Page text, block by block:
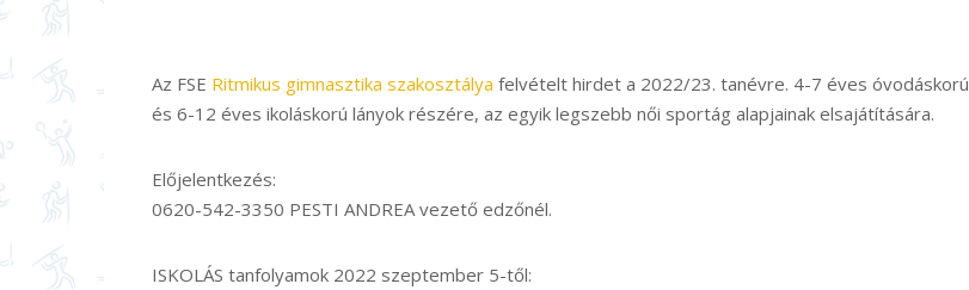
Az FSE Ritmikus gimnasztika szakosztálya felvételt hirdet a 2022/23. tanévre. 4-7 éves óvodáskorú
és 6-12 éves ikoláskorú lányok részére, az egyik legszebb női sportág alapjainak elsajátítására.
Előjelentkezés:
0620-542-3350 PESTI ANDREA vezető edzőnél.
ISKOLÁS tanfolyamok 2022 szeptember 5-től: